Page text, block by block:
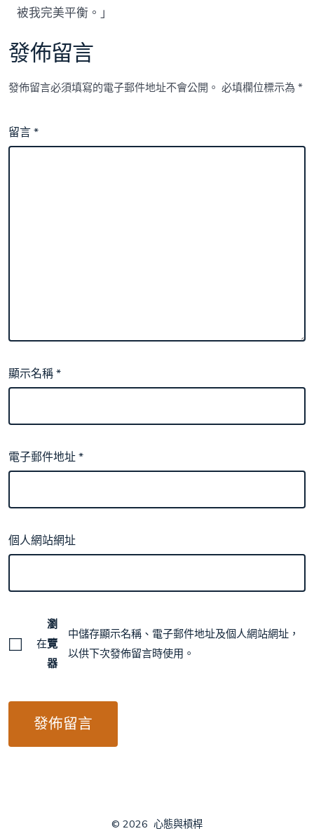
被我完美平衡。」
發佈留言
發佈留言必須填寫的電子郵件地址不會公開。 必填欄位標示為*
留言*
顯示名稱*
電子郵件地址*
個人網站網址
在
瀏
覽
器
中儲存顯示名稱、電子郵件地址及個人網站網址，
以供下次發佈留言時使用。
© 2026 心態與槓桿